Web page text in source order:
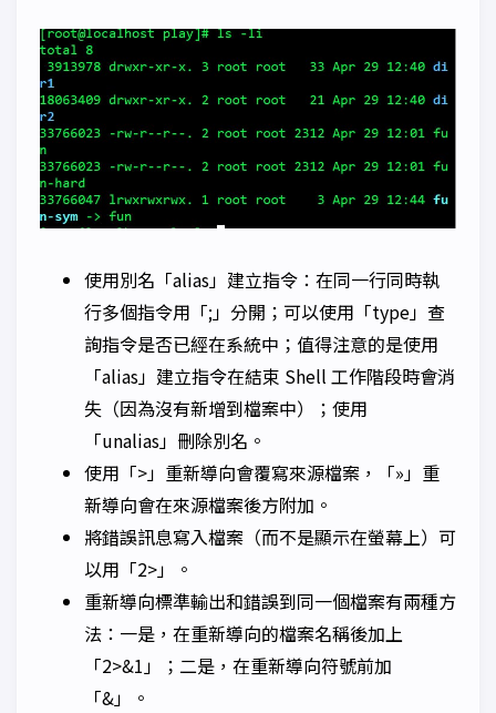
使用別名「alias」建立指令：在同一行同時執
行多個指令用「;」分開；可以使用「type」查
詢指令是否已經在系統中；值得注意的是使用
「alias」建立指令在結束 Shell 工作階段時會消
失（因為沒有新增到檔案中）；使用
「unalias」刪除別名。
使用「>」重新導向會覆寫來源檔案，「»」重
新導向會在來源檔案後方附加。
將錯誤訊息寫入檔案（而不是顯示在螢幕上）可
以用「2>」。
重新導向標準輸出和錯誤到同一個檔案有兩種方
法：一是，在重新導向的檔案名稱後加上
「2>&1」；二是，在重新導向符號前加
「&」。